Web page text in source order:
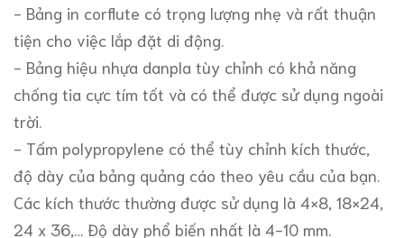
- Bảng in corflute có trọng lượng nhẹ và rất thuận
tiện cho việc lắp đặt di động.
- Bảng hiệu nhựa danpla tùy chỉnh có khả năng
chống tia cực tím tốt và có thể được sử dụng ngoài
trời.
- Tấm polypropylene có thể tùy chỉnh kích thước,
độ dày của bảng quảng cáo theo yêu cầu của bạn.
Các kích thước thường được sử dụng là 4×8, 18×24,
24 x 36,… Độ dày phổ biến nhất là 4-10 mm.